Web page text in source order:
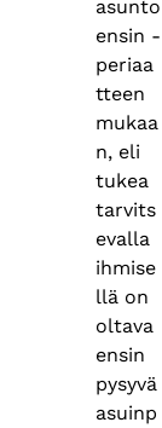
asunto
ensin -
periaa
tteen
mukaa
n, eli
tukea
tarvits
evalla
ihmise
llä on
oltava
ensin
pysyvä
asuinp